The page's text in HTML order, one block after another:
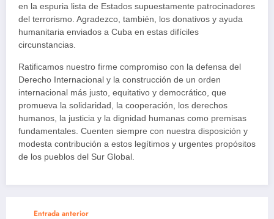
en la espuria lista de Estados supuestamente patrocinadores
del terrorismo. Agradezco, también, los donativos y ayuda
humanitaria enviados a Cuba en estas difíciles
circunstancias.
Ratificamos nuestro firme compromiso con la defensa del
Derecho Internacional y la construcción de un orden
internacional más justo, equitativo y democrático, que
promueva la solidaridad, la cooperación, los derechos
humanos, la justicia y la dignidad humanas como premisas
fundamentales. Cuenten siempre con nuestra disposición y
modesta contribución a estos legítimos y urgentes propósitos
de los pueblos del Sur Global.
Entrada anterior